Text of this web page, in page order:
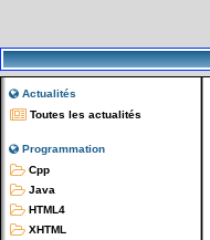
Actualités
Toutes les actualités
Programmation
Cpp
Java
HTML4
XHTML